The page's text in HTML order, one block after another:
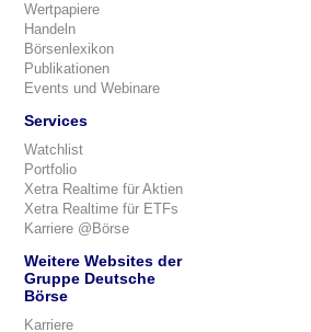
Wertpapiere
Handeln
Börsenlexikon
Publikationen
Events und Webinare
Services
Watchlist
Portfolio
Xetra Realtime für Aktien
Xetra Realtime für ETFs
Karriere @Börse
Weitere Websites der
Gruppe Deutsche
Börse
Karriere